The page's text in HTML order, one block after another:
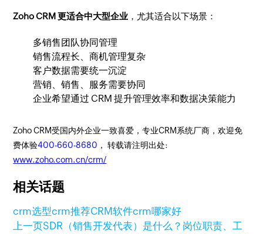
Zoho CRM 更适合中大型企业 ，尤其适合以下场景：
多销售团队协同管理
销售流程长、商机管理复杂
客户数据需要统一沉淀
营销、销售、服务需要协同
企业希望通过 CRM 提升管理效率和数据决策能力
Zoho CRM受国内外企业一致喜爱，专业CRM系统厂商，欢迎免
费体验400-660-8680 ， 转载请注明出处:
www.zoho.com.cn/crm/
相关话题
crm选型crm推荐CRM软件crm哪家好
上一页SDR（销售开发代表）是什么？岗位职责、工